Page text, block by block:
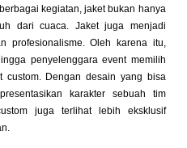
kegiatan, jaket bukan hanya
dari cuaca. Jaket juga menjadi
profesionalisme. Oleh karena itu,
penyelenggara event memilih
custom. Dengan desain yang bisa
karakter sebuah tim
juga terlihat lebih eksklusif